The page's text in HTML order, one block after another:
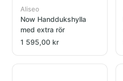
Aliseo
Now Handdukshylla
med extra rör
1 595,00 kr